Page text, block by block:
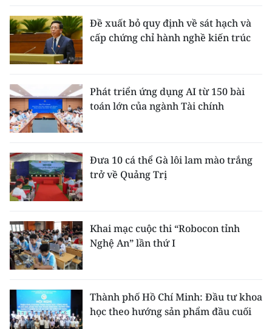
Đề xuất bỏ quy định về sát hạch và
cấp chứng chỉ hành nghề kiến trúc
Phát triển ứng dụng AI từ 150 bài
toán lớn của ngành Tài chính
Đưa 10 cá thể Gà lôi lam mào trắng
trở về Quảng Trị
Khai mạc cuộc thi “Robocon tỉnh
Nghệ An” lần thứ I
Thành phố Hồ Chí Minh: Đầu tư khoa
học theo hướng sản phẩm đầu cuối